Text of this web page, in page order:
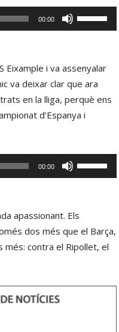
volum.
00:00
servir
cap
per
incrementar
el
volum.
Eixample i va assenyalar
va deixar clar que ara
en la lliga, perquè ens
d’Espanya i
00:00
servir
avall
apassionant. Els
dos més que el Barça,
contra el Ripollet, el